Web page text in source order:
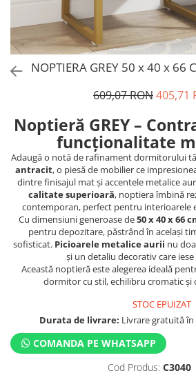
NOPTIERA GREY 50 x 40 x 66
609,07 RON405,71
Noptieră GREY –
funcționalitate
Adaugă o notă de rafinament dormitorului
antracit, o piesă de mobilier ce
dintre finisajul mat și accentele metalice
calitate superioară, noptiera îmbină
contemporan, perfect pentru interioarele
Cu dimensiuni generoase de50 x 40 x 66
pentru depozitare, păstrând în același
sofisticat. Picioarele metalice aurii nu
și un detaliu decorativ care
Această noptieră este alegerea ideală
dormitor cu stil, echilibru cromatic și
STOC EPUIZAT
Durata de livrare: Livrare gratuită
COMANDA PE WHATSAPP
Cod Produs: C3040